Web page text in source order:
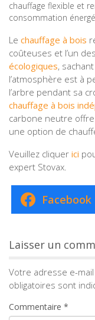
chauffage flexible et
consommation
Le chauffage à bois
coûteuses et l’un
écologiques,
l’atmosphère est à
l’arbre pendant sa
chauffage à bois
carbone neutre
une option de
Veuillez cliquer ici
expert Stovax.
Facebook
Laisser un
Votre adresse e-
obligatoires sont
Commentaire *